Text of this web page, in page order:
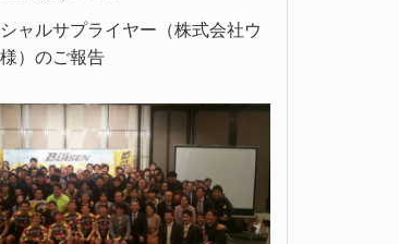
ャルサプライヤー（株式会社ウ
）のご報告